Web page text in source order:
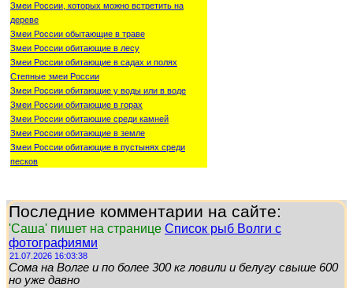
Змеи России, которых можно встретить на
дереве
Змеи России обытающие в траве
Змеи России обитающие в лесу
Змеи России обитающие в садах и полях
Степные змеи России
Змеи России обитающие у воды или в воде
Змеи России обитающие в горах
Змеи России обитаюшие среди камней
Змеи России обитающие в земле
Змеи России обитающие в пустынях среди
песков
Последние комментарии на сайте:
'Саша' пишет на странице Список рыб Волги с
фотографиями
21.07.2026 16:03:38
Сома на Волге и по более 300 кг ловили и белугу свыше 600
но уже давно